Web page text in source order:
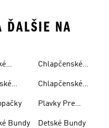
ĎALŠIE NA
Bundy
Chlapčenské
Chlapčenské
Súpravy
Plavky Pre
Detské Bundy